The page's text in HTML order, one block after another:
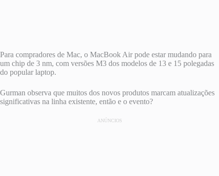
Para compradores de Mac, o MacBook Air pode estar mudando para
um chip de 3 nm, com versões M3 dos modelos de 13 e 15 polegadas
do popular laptop.
Gurman observa que muitos dos novos produtos marcam atualizações
significativas na linha existente, então e o evento?
ANÚNCIOS